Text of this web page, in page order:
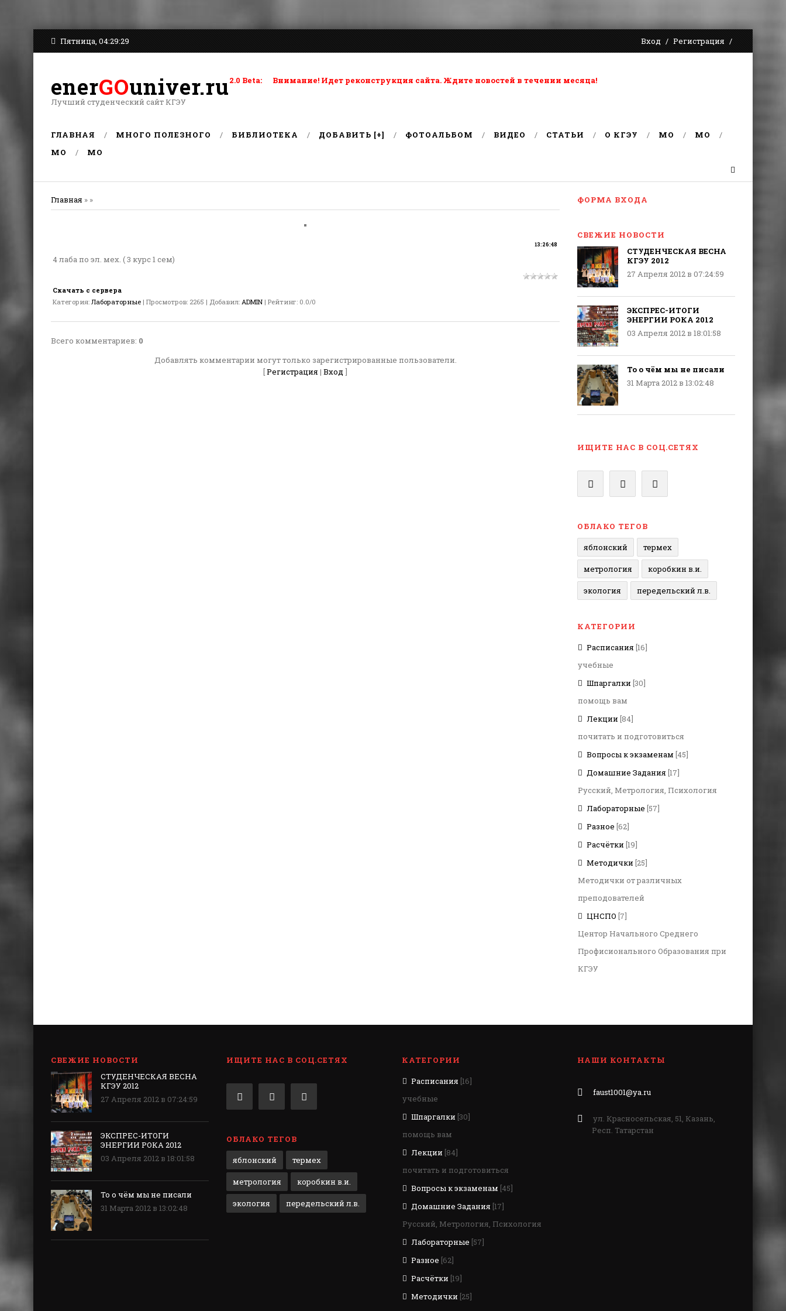
Пятница, 04:29:29 Вход Регистрация
enerGOuniver.ru
Лучший студенческий сайт КГЭУ
2.0 Beta: Внимание! Идет реконструкция сайта. Ждите новостей в течении месяца!
ГЛАВНАЯ МНОГО ПОЛЕЗНОГО БИБЛИОТЕКА ДОБАВИТЬ [+] ФОТОАЛЬБОМ ВИДЕО СТАТЬИ О КГЭУ MO
MO
MO
MO
Главная » »
13:26:48
4 лаба по эл. мех. ( 3 курс 1 сем)
Скачать с сервера
Категория: Лабораторные | Просмотров: 2265 | Добавил: ADMIN | Рейтинг: 0.0/0
Всего комментариев: 0
Добавлять комментарии могут только зарегистрированные пользователи.
[Регистрация | Вход]
ФОРМА ВХОДА
СВЕЖИЕ НОВОСТИ
СТУДЕНЧЕСКАЯ ВЕСНА
КГЭУ 2012
27 Апреля 2012 в 07:24:59
ЭКСПРЕС-ИТОГИ
ЭНЕРГИИ РОКА 2012
03 Апреля 2012 в 18:01:58
То о чём мы не писали
31 Марта 2012 в 13:02:48
ИЩИТЕ НАС В СОЦ.СЕТЯХ
ОБЛАКО ТЕГОВ
яблонский
термех
метрология коробкин в.и.
экология передельский л.в.
КАТЕГОРИИ
Расписания [16]
учебные
Шпаргалки [30]
помощь вам
Лекции [84]
почитать и подготовиться
Вопросы к экзаменам [45]
Домашние Задания [17]
Русский, Метрология, Психология
Лабораторные [57]
Разное [62]
Расчётки [19]
Методички [25]
Методички от различных
преподователей
ЦНСПО [7]
Центор Начального Среднего
Профисионального Образования при
КГЭУ
СВЕЖИЕ НОВОСТИ
СТУДЕНЧЕСКАЯ ВЕСНА
КГЭУ 2012
27 Апреля 2012 в 07:24:59
ЭКСПРЕС-ИТОГИ
ЭНЕРГИИ РОКА 2012
03 Апреля 2012 в 18:01:58
То о чём мы не писали
31 Марта 2012 в 13:02:48
ИЩИТЕ НАС В СОЦ.СЕТЯХ
ОБЛАКО ТЕГОВ
яблонский
термех
метрология коробкин в.и.
экология передельский л.в.
КАТЕГОРИИ
Расписания [16]
учебные
Шпаргалки [30]
помощь вам
Лекции [84]
почитать и подготовиться
Вопросы к экзаменам [45]
Домашние Задания [17]
Русский, Метрология, Психология
Лабораторные [57]
Разное [62]
Расчётки [19]
Методички [25]
НАШИ КОНТАКТЫ
faust1001@ya.ru
ул. Красносельская, 51, Казань,
Респ. Татарстан